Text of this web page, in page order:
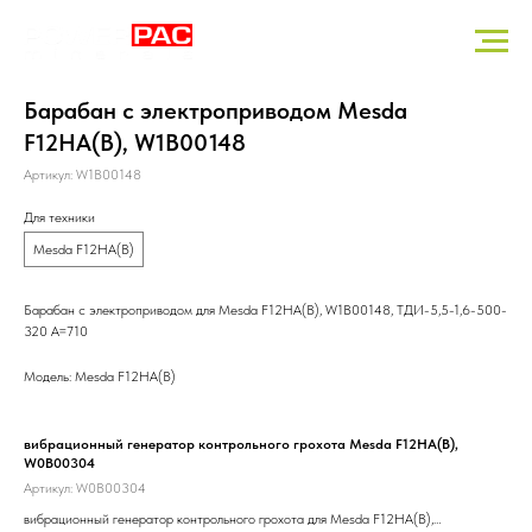
Барабан с электроприводом Mesda
F12HA(B), W1B00148
Артикул: W1B00148
Для техники
Mesda F12HA(B)
Барабан с электроприводом для Mesda F12HA(B), W1B00148, ТДИ-5,5-1,6-500-
320 А=710
Модель: Mesda F12HA(B)
вибрационный генератор контрольного грохота Mesda F12HA(B),
W0B00304
Артикул: W0B00304
вибрационный генератор контрольного грохота для Mesda F12HA(B),